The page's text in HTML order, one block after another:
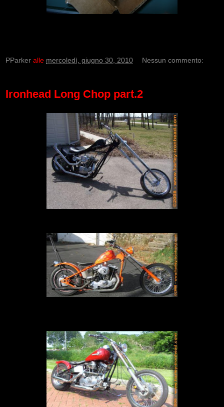
PParker alle mercoledì, giugno 30, 2010 Nessun commento:
Ironhead Long Chop part.2